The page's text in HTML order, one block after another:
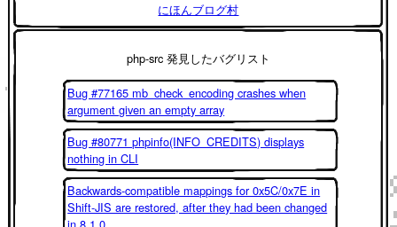
にほんブログ村
php-src 発見したバグリスト
Bug #77165 mb_check_encoding crashes when
argument given an empty array
Bug #80771 phpinfo(INFO_CREDITS) displays
nothing in CLI
Backwards-compatible mappings for 0x5C/0x7E in
Shift-JIS are restored, after they had been changed